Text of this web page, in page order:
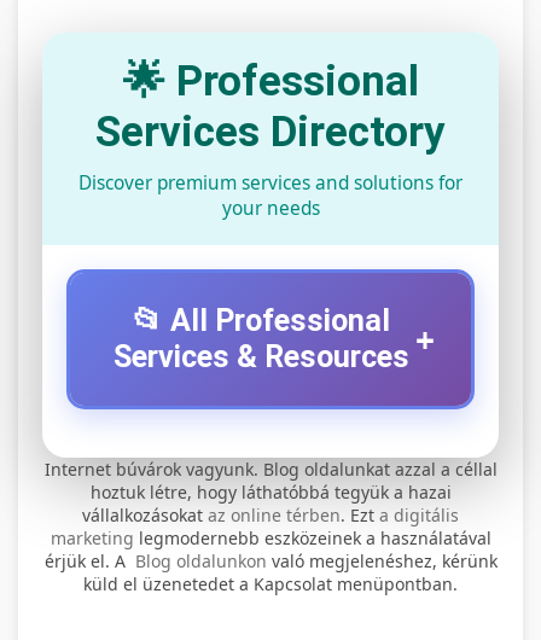
🌟 Professional
Services Directory
Discover premium services and solutions for
your needs
📂 All Professional
Services & Resources +
szervíz
+
Professional electric scooter repair and
maintenance services. Expert technicians
provide quality service for all major brands and
📊 2. online marketing
ügynökség
+
Internet búvárok vagyunk. Blog oldalunkat azzal a céllal
hoztuk létre, hogy láthatóbbá tegyük a hazai
vállalkozásokat az online térben. Ezt a digitális
marketing legmodernebb eszközeinek a használatával
érjük el. A Blog oldalunkon való megjelenéshez, kérünk
küld el üzenetedet a Kapcsolat menüpontban.